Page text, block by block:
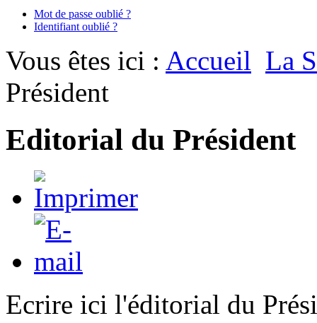
Mot de passe oublié ?
Identifiant oublié ?
Vous êtes ici : Accueil La
Président
Editorial du Président
Ecrire ici l'éditorial du